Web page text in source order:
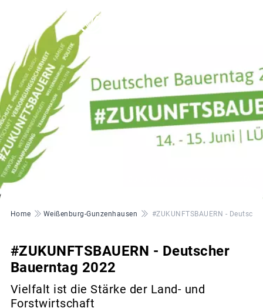
Pfadnavigation
Home Weißenburg-Gunzenhausen #ZUKUNFTSBAUERN -
#ZUKUNFTSBAUERN - Deutscher
Bauerntag 2022
Vielfalt ist die Stärke der Land- und
Forstwirtschaft